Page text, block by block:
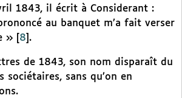
1843, il écrit à Considerant :
au banquet m’a fait verser
»
8 .
de 1843, son nom disparaît du
sociétaires, sans qu’on en